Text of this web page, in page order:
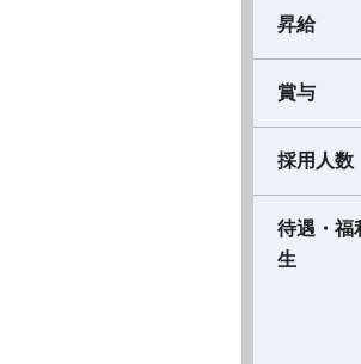
昇給
賞与
採用人数
待遇・福
生